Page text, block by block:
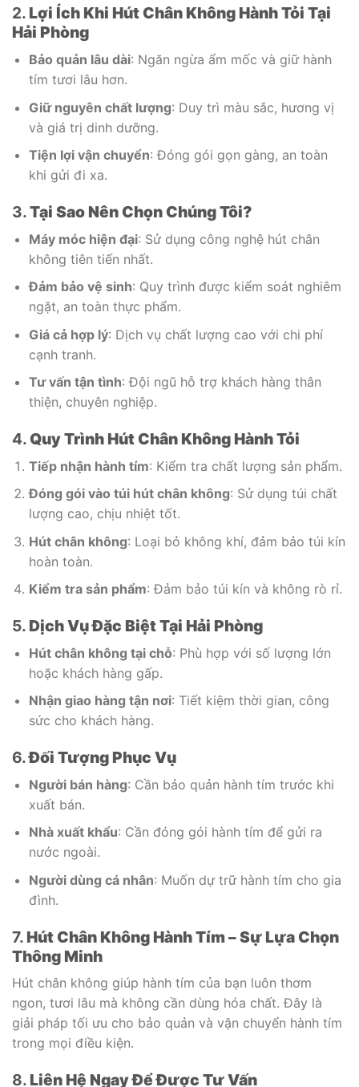
2. Lợi Ích Khi Hút Chân Không Hành Tỏi Tại
Hải Phòng
Bảo quản lâu dài: Ngăn ngừa ẩm mốc và giữ hành
tím tươi lâu hơn.
Giữ nguyên chất lượng: Duy trì màu sắc, hương vị
và giá trị dinh dưỡng.
Tiện lợi vận chuyển: Đóng gói gọn gàng, an toàn
khi gửi đi xa.
3.Tại Sao Nên Chọn Chúng Tôi?
Máy móc hiện đại: Sử dụng công nghệ hút chân
không tiên tiến nhất.
Đảm bảo vệ sinh: Quy trình được kiểm soát nghiêm
ngặt, an toàn thực phẩm.
Giá cả hợp lý: Dịch vụ chất lượng cao với chi phí
cạnh tranh.
Tư vấn tận tình: Đội ngũ hỗ trợ khách hàng thân
thiện, chuyên nghiệp.
4. Quy Trình Hút Chân Không Hành Tỏi
Tiếp nhận hành tím: Kiểm tra chất lượng sản phẩm.
Đóng gói vào túi hút chân không: Sử dụng túi chất
lượng cao, chịu nhiệt tốt.
Hút chân không: Loại bỏ không khí, đảm bảo túi kín
hoàn toàn.
Kiểm tra sản phẩm: Đảm bảo túi kín và không rò rỉ.
5. Dịch Vụ Đặc Biệt Tại Hải Phòng
Hút chân không tại chỗ: Phù hợp với số lượng lớn
hoặc khách hàng gấp.
Nhận giao hàng tận nơi: Tiết kiệm thời gian, công
sức cho khách hàng.
6.Đối Tượng Phục Vụ
Người bán hàng: Cần bảo quản hành tím trước khi
xuất bán.
Nhà xuất khẩu: Cần đóng gói hành tím để gửi ra
nước ngoài.
Người dùng cá nhân: Muốn dự trữ hành tím cho gia
đình.
7. Hút Chân Không Hành Tím – Sự Lựa Chọn
Thông Minh
Hút chân không giúp hành tím của bạn luôn thơm
ngon, tươi lâu mà không cần dùng hóa chất. Đây là
giải pháp tối ưu cho bảo quản và vận chuyển hành tím
trong mọi điều kiện.
8. Liên Hệ Ngay Để Được Tư Vấn